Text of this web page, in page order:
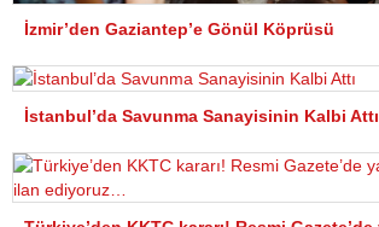
İzmir’den Gaziantep’e Gönül Köprüsü
İstanbul’da Savunma Sanayisinin Kalbi Attı